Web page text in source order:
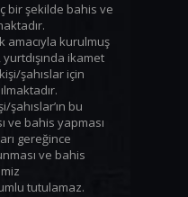
bir şekilde bahis ve
amacıyla kurulmuş
ikamet
şahıslar için
bu
ve bahis yapması
gereğince
ve bahis
tutulamaz.